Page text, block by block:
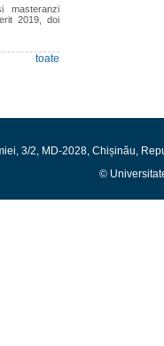
masteranzi
2019, doi
toate
3/2, MD-2028, Chișinău,
©